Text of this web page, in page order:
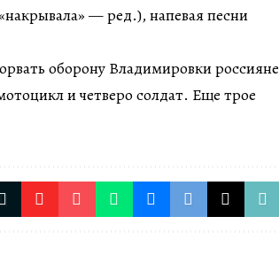
— ред.), напевая песни
оборону Владимировки россияне
и четверо солдат. Еще трое